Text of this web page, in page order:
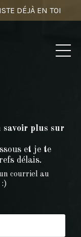
DÉJÀ EN TOI
savoir plus sur
et je te
délais.
courriel au
:)